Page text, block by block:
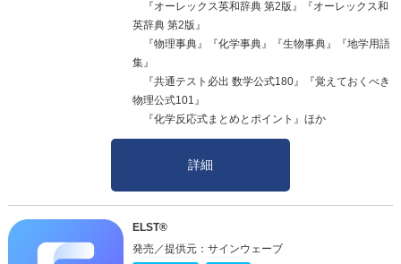
『オーレックス英和辞典 第2版』『オーレックス和
英辞典 第2版』
『物理事典』『化学事典』『生物事典』『地学用語
集』
『共通テスト必出 数学公式180』『覚えておくべき
物理公式101』
『化学反応式まとめとポイント』ほか
詳細
ELST®
発売／提供元：サインウェーブ